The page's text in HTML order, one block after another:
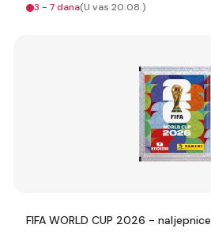
3 - 7 dana(U vas 20.08.)
FIFA WORLD CUP 2026 - naljepnice